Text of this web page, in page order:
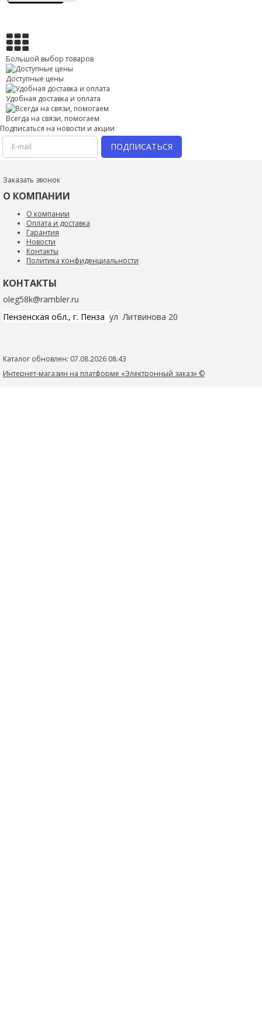
Большой выбор товаров
Доступные цены
Удобная доставка и оплата
Всегда на связи, помогаем
Подписаться на новости и акции
ПОДПИСАТЬСЯ
Заказать звонок
О КОМПАНИИ
О компании
Оплата и доставка
Гарантия
Новости
Контакты
Политика конфиденциальности
КОНТАКТЫ
oleg58k@rambler.ru
Пензенская обл., г. Пенза ул Литвинова 20
Каталог обновлен: 07.08.2026 08:43
Интернет-магазин на платформе «Электронный заказ» ©